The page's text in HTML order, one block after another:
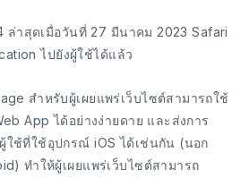
ล่าสุดเมื่อวันที่ 27 มีนาคม 2023 Safari
ไปยังผู้ใช้ได้แล้ว
สำหรับผู้เผยแพร่เว็บไซต์สามารถใช้
App ได้อย่างง่ายดาย และส่งการ
ใช้ที่ใช้อุปกรณ์ iOS ได้เช่นกัน (นอก
ทำให้ผู้เผยแพร่เว็บไซต์สามารถ